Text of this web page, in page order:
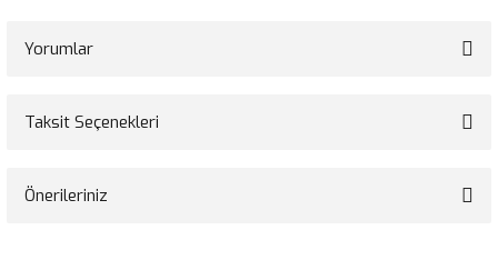
Yorumlar
Taksit Seçenekleri
Önerileriniz